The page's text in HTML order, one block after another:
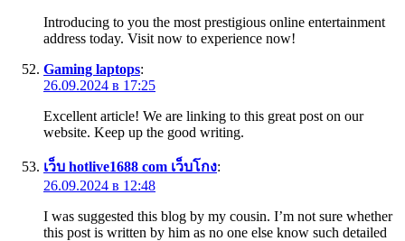
Introducing to you the most prestigious online entertainment
address today. Visit now to experience now!
Gaming laptops:
26.09.2024 в 17:25
Excellent article! We are linking to this great post on our
website. Keep up the good writing.
เว็บ hotlive1688 com เว็บโกง:
26.09.2024 в 12:48
I was suggested this blog by my cousin. I’m not sure whether
this post is written by him as no one else know such detailed